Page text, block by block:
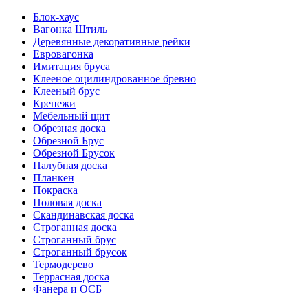
Блок-хаус
Вагонка Штиль
Деревянные декоративные рейки
Евровагонка
Имитация бруса
Клееное оцилиндрованное бревно
Клееный брус
Крепежи
Мебельный щит
Обрезная доска
Обрезной Брус
Обрезной Брусок
Палубная доска
Планкен
Покраска
Половая доска
Скандинавская доска
Строганная доска
Строганный брус
Строганный брусок
Термодерево
Террасная доска
Фанера и ОСБ